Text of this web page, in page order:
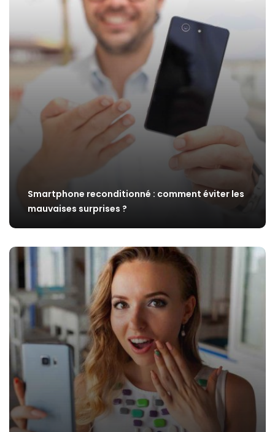
Smartphone reconditionné : comment éviter les
mauvaises surprises ?